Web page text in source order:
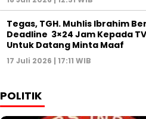
Tegas, TGH. Muhlis Ibrahim
Deadline 3×24 Jam Kepada
Untuk Datang Minta Maaf
17 Juli 2026 | 17:11 WIB
POLITIK